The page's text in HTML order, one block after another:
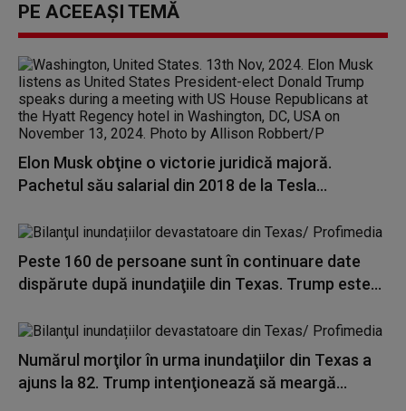
PE ACEEAȘI TEMĂ
Elon Musk obţine o victorie juridică majoră.
Pachetul său salarial din 2018 de la Tesla...
Peste 160 de persoane sunt în continuare date
dispărute după inundaţiile din Texas. Trump este...
Numărul morţilor în urma inundaţiilor din Texas a
ajuns la 82. Trump intenţionează să meargă...